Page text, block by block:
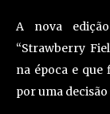
A nova
“Strawberry
na época e
por uma